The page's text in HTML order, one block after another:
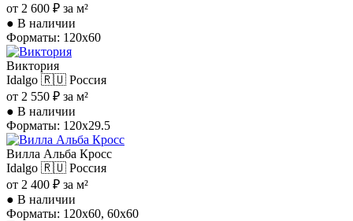
от 2 600 ₽ за м²
● В наличии
Форматы: 120x60
Виктория
Idalgo 🇷🇺 Россия
от 2 550 ₽ за м²
● В наличии
Форматы: 120x29.5
Вилла Альба Кросс
Idalgo 🇷🇺 Россия
от 2 400 ₽ за м²
● В наличии
Форматы: 120x60, 60x60